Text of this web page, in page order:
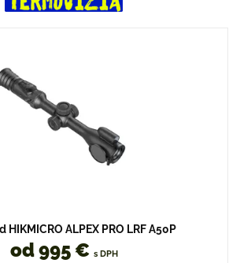
HIKMICRO ALPEX PRO LRF A50P
od 995 € s DPH